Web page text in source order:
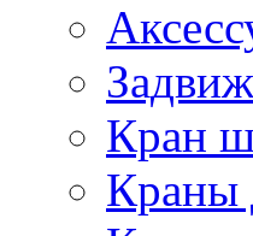
Кран
Краны